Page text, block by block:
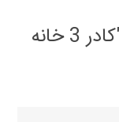
محصول برچسب خورده با "کادر 3 خانه